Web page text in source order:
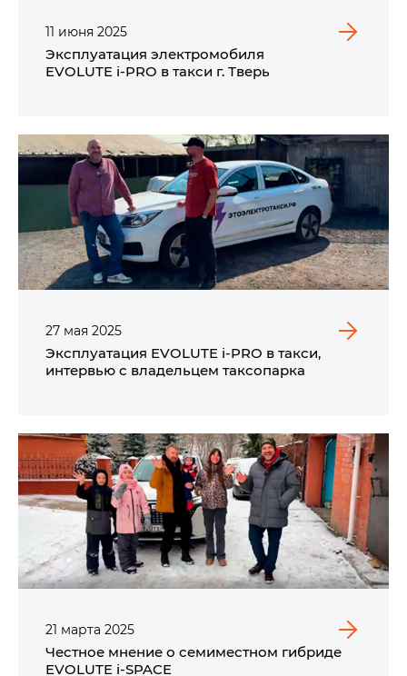
11 июня 2025
Эксплуатация электромобиля
EVOLUTE i‑PRO в такси г. Тверь
27 мая 2025
Эксплуатация EVOLUTE i‑PRO в такси,
интервью с владельцем таксопарка
21 марта 2025
Честное мнение о семиместном гибриде
EVOLUTE i‑SPACE